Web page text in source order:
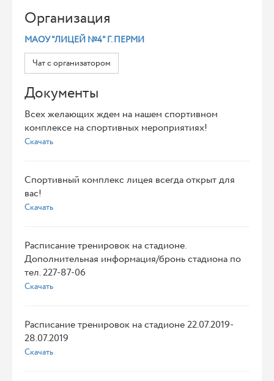
Организация
МАОУ "ЛИЦЕЙ №4" Г. ПЕРМИ
Чат с организатором
Документы
Всех желающих ждем на нашем спортивном
комплексе на спортивных мероприятиях!
Скачать
Спортивный комплекс лицея всегда открыт для
вас!
Скачать
Расписание тренировок на стадионе.
Дополнительная информация/бронь стадиона по
тел. 227-87-06
Скачать
Расписание тренировок на стадионе 22.07.2019-
28.07.2019
Скачать